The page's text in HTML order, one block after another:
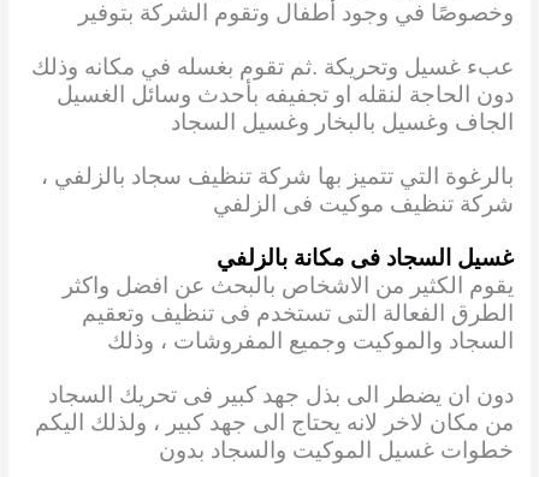
وخصوصًا في وجود أطفال وتقوم الشركة بتوفير
عبء غسيل وتحريكة .ثم تقوم بغسله في مكانه وذلك
دون الحاجة لنقله او تجفيفه بأحدث وسائل الغسيل
الجاف وغسيل بالبخار وغسيل السجاد
بالرغوة التي تتميز بها شركة تنظيف سجاد بالزلفي ،
شركة تنظيف موكيت فى الزلفي
غسيل السجاد فى مكانة بالزلفي
يقوم الكثير من الاشخاص بالبحث عن افضل واكثر
الطرق الفعالة التى تستخدم فى تنظيف وتعقيم
السجاد والموكيت وجميع المفروشات ، وذلك
دون ان يضطر الى بذل جهد كبير فى تحريك السجاد
من مكان لاخر لانه يحتاج الى جهد كبير ، ولذلك اليكم
خطوات غسيل الموكيت والسجاد بدون